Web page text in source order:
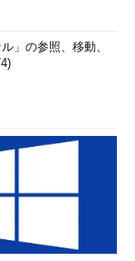
」の参照、移動、